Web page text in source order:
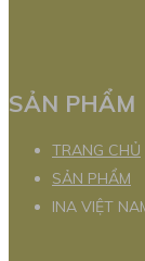
SẢN PHẨM
TRANG CHỦ
SẢN PHẨM
INA VIỆT